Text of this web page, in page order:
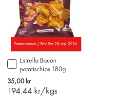
Parasta ennen / Bäst före 28 sep. 2026
Estrella Bacon
potatischips 180g
35,00 kr
194.44 kr/kgs
Lägg
till
i
varukorgen